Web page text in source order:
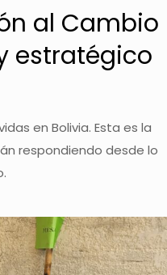
al Cambio
estratégico
en Bolivia. Esta es la
respondiendo desde lo